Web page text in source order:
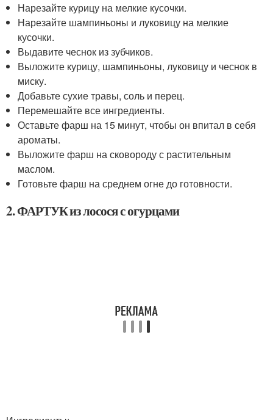
Нарезайте курицу на мелкие кусочки.
Нарезайте шампиньоны и луковицу на мелкие
кусочки.
Выдавите чеснок из зубчиков.
Выложите курицу, шампиньоны, луковицу и чеснок в
миску.
Добавьте сухие травы, соль и перец.
Перемешайте все ингредиенты.
Оставьте фарш на 15 минут, чтобы он впитал в себя
ароматы.
Выложите фарш на сковороду с растительным
маслом.
Готовьте фарш на среднем огне до готовности.
2. ФАРТУК из лосося с огурцами